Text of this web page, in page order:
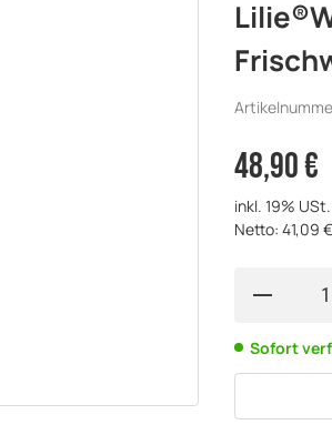
48,90 €
inkl. 19%
Netto: 41,09 €
Sofort